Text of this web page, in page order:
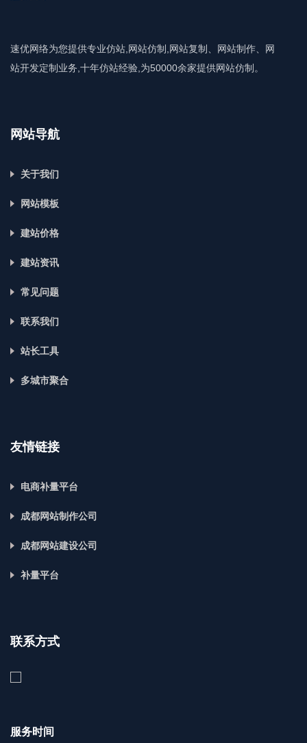
速优网络为您提供专业仿站,网站仿制,网站复制、网站制作、网
站开发定制业务,十年仿站经验,为50000余家提供网站仿制。
网站导航
关于我们
网站模板
建站价格
建站资讯
常见问题
联系我们
站长工具
多城市聚合
友情链接
电商补量平台
成都网站制作公司
成都网站建设公司
补量平台
联系方式
服务时间